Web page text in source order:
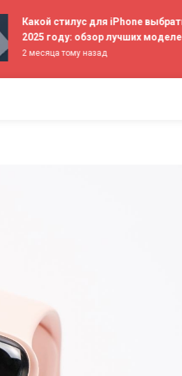
Какой стилус для iPhone выбрать в
2025 году: обзор лучших моделей
2 месяца тому назад